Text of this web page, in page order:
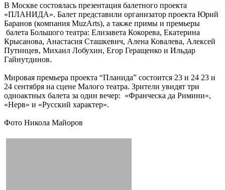
В Москве состоялась презентация балетного проекта
«ПЛАНИДА». Балет представили организатор проекта Юрий
Баранов (компания MuzArts), а также примы и премьеры
балета Большого театра: Елизавета Кокорева, Екатерина
Крысанова, Анастасия Сташкевич, Алена Ковалева, Алексей
Путинцев, Михаил Лобухин, Егор Геращенко и Ильдар
Гайнутдинов.
Мировая премьера проекта “Планида” состоится 23 и 24 23 и
24 сентября на сцене Малого театра. Зрители увидят три
одноактных балета за один вечер: «Франческа да Римини»,
«Нерв» и «Русский характер».
Фото Никола Майоров